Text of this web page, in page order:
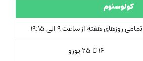
کولوسئوم
تمامی روزهای هفته از ساعت 9 الی 19:15
16 تا 25 یورو